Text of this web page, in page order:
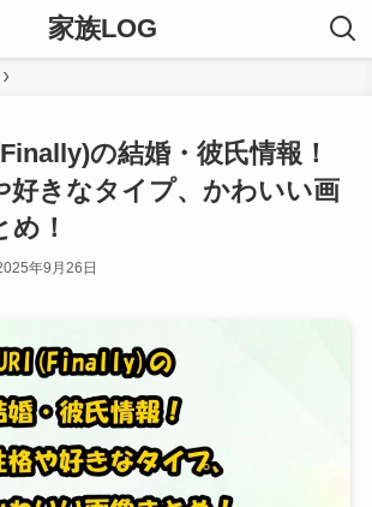
家族LOG
の結婚・彼氏情報！
好きなタイプ、かわいい画
め！
年9月26日